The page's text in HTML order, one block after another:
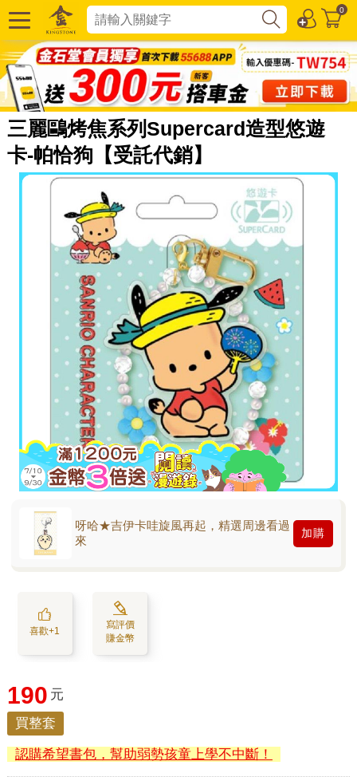
0
三麗鷗烤焦系列Supercard造型悠遊
卡-帕恰狗【受託代銷】
呀哈★吉伊卡哇旋風再起，精選周邊看過
來
加購
喜歡+1
寫評價
賺金幣
190 元
買整套
認購希望書包，幫助弱勢孩童上學不中斷！